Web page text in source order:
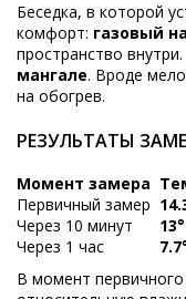
Беседка, в которой
комфорт: газовый
пространство
мангале. Вроде
на обогрев.
РЕЗУЛЬТАТЫ
Момент замера
Первичный замер
Через 10 минут
Через 1 час
В момент